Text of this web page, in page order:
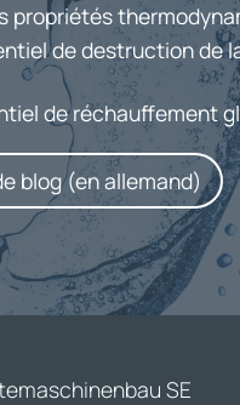
propriétés
de destruction de
de réchauffement
blog (en allemand)
SE